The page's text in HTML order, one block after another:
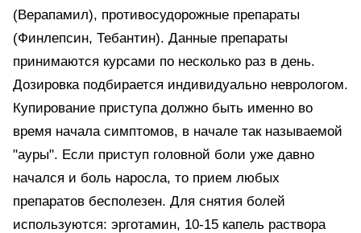
(Верапамил), противосудорожные препараты
(Финлепсин, Тебантин). Данные препараты
принимаются курсами по несколько раз в день.
Дозировка подбирается индивидуально неврологом.
Купирование приступа должно быть именно во
время начала симптомов, в начале так называемой
"ауры". Если приступ головной боли уже давно
начался и боль наросла, то прием любых
препаратов бесполезен. Для снятия болей
используются: эрготамин, 10-15 капель раствора